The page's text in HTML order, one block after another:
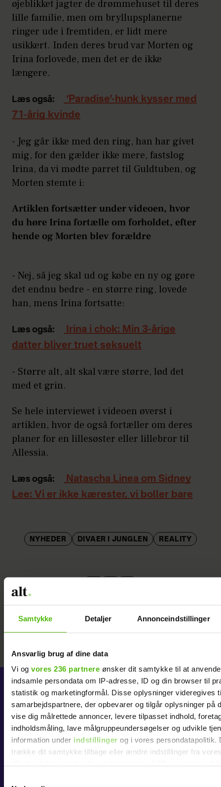
Samtykke Detaljer Annonceindstillinger
Ansvarlig brug af dine data
Vi og vores 236 partnere ønsker dit samtykke til at
indsamle persondata om IP-adresse, ID og din browser til
statistik og marketingformål. Disse oplysninger videregives
samarbejdspartnere, der opbevarer og tilgår oplysninger på
vise dig målrettede annoncer, levere tilpasset indhold,
indholdsmåling, lave målgruppeundersøgelser og udvikle
information under indstillinger og i vores persondatapolitik.
trække dit samtykke tilbage eller ændre indstillinger fra
øjeblikket jagter de drømmehuset til deres
lille familie, men om bryllupsplanerne
ringer ude i fremtiden, er lidt mere
usikkert. Inden deres brud var Morten og
Irina forlovede, men det er de ikke
længere.
Læs også:
‘Paradise’-hunk kysser med
71-årig kvinde
- Jeg går ikke med den ring, han har givet
mig, for den gælder ikke mere, fastslog
Irina, da vi mødte parret til Guldtuben, og
Morten stemte i:
Artiklen fortsætter under videoen, hvor
du høre Irina fortælle om forholdet, efter
hende og Morten blev forældre
- Nej, så jeg skal ud og købe en ny og gøre
det endnu bedre - en større ring, lovede
han, mens Irina fortsatte:
Læs også:
Irina i chok: Min 3-årige
datter bliver truet seksuelt
- Større alt, alt skal være større, lød det
med et grin.
Se hele interviewet i videoen øverst i
artiklen, hvor de også fortæller om deres
planer for en lillesøster eller lillebror til
Allessia.
Læs også:
Natascha Linea om Sidney
Lee: Vi er ikke kærester, vi boller bare
NYHEDER DIVAER I JUNGLEN REALITY
KØB ABONNEMENT
ALT for damerne
Eurowoman